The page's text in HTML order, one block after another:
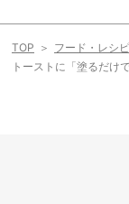
TOP フード・レシピ
トーストに「塗るだけ